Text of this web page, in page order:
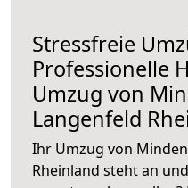
Stressfreie
Professionelle
Umzug von
Langenfeld
Ihr Umzug von
Rheinland steht an